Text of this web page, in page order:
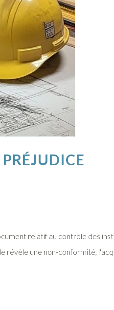
relatif au contrôle des
révèle une non-conformité,